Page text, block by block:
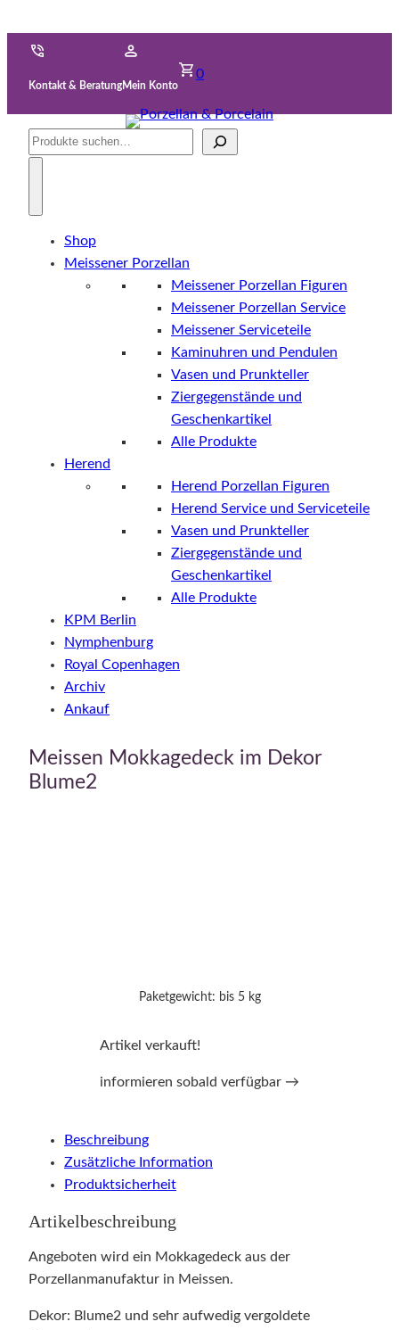
Kontakt & BeratungMein Konto
0
Suche
Shop
Meissener Porzellan
Meissener Porzellan Figuren
Meissener Porzellan Service
Meissener Serviceteile
Kaminuhren und Pendulen
Vasen und Prunkteller
Ziergegenstände und
Geschenkartikel
Alle Produkte
Herend
Herend Porzellan Figuren
Herend Service und Serviceteile
Vasen und Prunkteller
Ziergegenstände und
Geschenkartikel
Alle Produkte
KPM Berlin
Nymphenburg
Royal Copenhagen
Archiv
Ankauf
Meissen Mokkagedeck im Dekor
Blume2
Paketgewicht: bis 5 kg
Artikel verkauft!
informieren sobald verfügbar →
Beschreibung
Zusätzliche Information
Produktsicherheit
Artikelbeschreibung
Angeboten wird ein Mokkagedeck aus der
Porzellanmanufaktur in Meissen.
Dekor: Blume2 und sehr aufwedig vergoldete